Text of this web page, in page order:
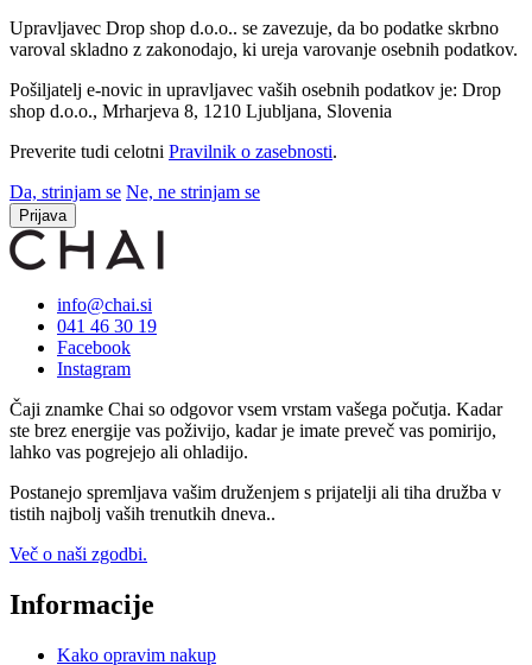
Upravljavec Drop shop d.o.o.. se zavezuje, da bo podatke skrbno
varoval skladno z zakonodajo, ki ureja varovanje osebnih podatkov.
Pošiljatelj e-novic in upravljavec vaših osebnih podatkov je: Drop
shop d.o.o., Mrharjeva 8, 1210 Ljubljana, Slovenia
Preverite tudi celotni Pravilnik o zasebnosti.
Da, strinjam se Ne, ne strinjam se
Prijava
info@chai.si
041 46 30 19
Facebook
Instagram
Čaji znamke Chai so odgovor vsem vrstam vašega počutja. Kadar
ste brez energije vas poživijo, kadar je imate preveč vas pomirijo,
lahko vas pogrejejo ali ohladijo.
Postanejo spremljava vašim druženjem s prijatelji ali tiha družba v
tistih najbolj vaših trenutkih dneva..
Več o naši zgodbi.
Informacije
Kako opravim nakup